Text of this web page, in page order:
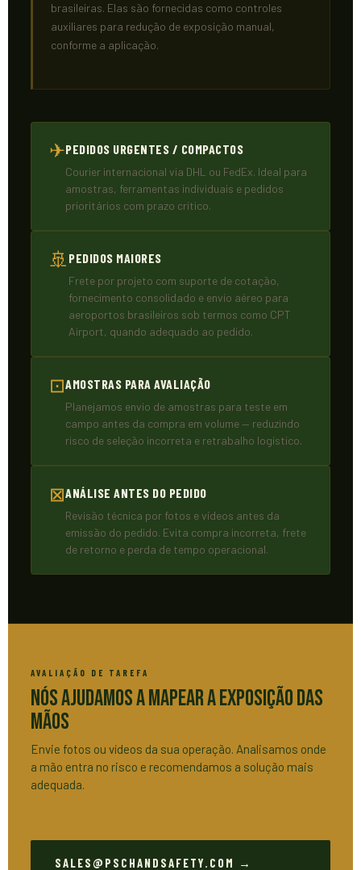
brasileiras. Elas são fornecidas como controles
auxiliares para redução de exposição manual,
conforme a aplicação.
✈PEDIDOS URGENTES / COMPACTOS
Courier internacional via DHL ou FedEx. Ideal para
amostras, ferramentas individuais e pedidos
prioritários com prazo crítico.
🚢 PEDIDOS MAIORES
Frete por projeto com suporte de cotação,
fornecimento consolidado e envio aéreo para
aeroportos brasileiros sob termos como CPT
Airport, quando adequado ao pedido.
⊡AMOSTRAS PARA AVALIAÇÃO
Planejamos envio de amostras para teste em
campo antes da compra em volume — reduzindo
risco de seleção incorreta e retrabalho logístico.
⊠ANÁLISE ANTES DO PEDIDO
Revisão técnica por fotos e vídeos antes da
emissão do pedido. Evita compra incorreta, frete
de retorno e perda de tempo operacional.
AVALIAÇÃO DE TAREFA
Nós Ajudamos a Mapear a Exposição das
Mãos
Envie fotos ou vídeos da sua operação. Analisamos onde
a mão entra no risco e recomendamos a solução mais
adequada.
SALES@PSCHANDSAFETY.COM →